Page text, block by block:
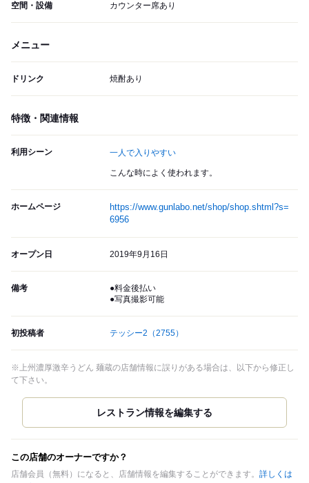
空間・設備 カウンター席あり
メニュー
ドリンク 焼酎あり
特徴・関連情報
利用シーン 一人で入りやすい
こんな時によく使われます。
ホームページ
https://www.gunlabo.net/shop/shop.shtml?s=
6956
オープン日 2019年9月16日
備考
●料金後払い
●写真撮影可能
初投稿者 テッシー2 （2755）
※上州濃厚激辛うどん 麺蔵の店舗情報に誤りがある場合は、以下から修正し
て下さい。
この店舗のオーナーですか？
店舗会員（無料）になると、店舗情報を編集することができます。 詳しくは